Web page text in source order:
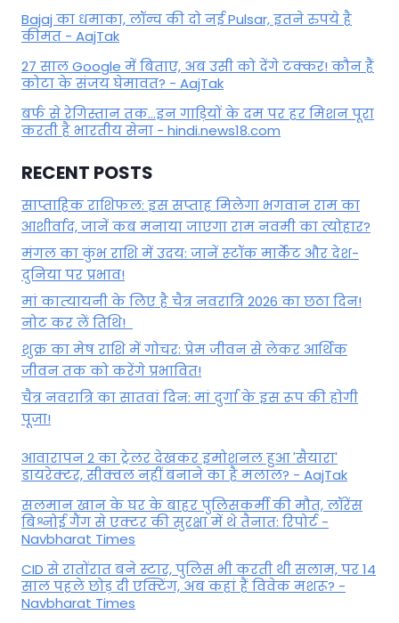
Bajaj का धमाका, लॉन्च की दो नई Pulsar, इतने रुपये है
कीमत - AajTak
27 साल Google में बिताए, अब उसी को देंगे टक्कर! कौन हैं
कोटा के संजय घेमावत? - AajTak
बर्फ से रेगिस्तान तक...इन गाड़ियों के दम पर हर मिशन पूरा
करती है भारतीय सेना - hindi.news18.com
RECENT POSTS
साप्ताहिक राशिफल: इस सप्ताह मिलेगा भगवान राम का
आशीर्वाद, जानें कब मनाया जाएगा राम नवमी का त्योहार?
मंगल का कुंभ राशि में उदय: जानें स्‍टॉक मार्केट और देश-
दुनिया पर प्रभाव!
मां कात्‍यायनी के लिए है चैत्र नवरात्रि 2026 का छठा दिन!
नोट कर लें तिथि!
शुक्र का मेष राशि में गोचर: प्रेम जीवन से लेकर आर्थिक
जीवन तक को करेंगे प्रभावित!
चैत्र नवरात्रि का सातवां दिन: मां दुर्गा के इस रूप की होगी
पूजा!
आवारापन 2 का ट्रेलर देखकर इमोशनल हुआ 'सैयारा'
डायरेक्टर, सीक्वल नहीं बनाने का है मलाल? - AajTak
सलमान खान के घर के बाहर पुलिसकर्मी की मौत, लॉरेंस
बिश्नोई गैंग से एक्टर की सुरक्षा में थे तैनात: रिपोर्ट -
Navbharat Times
CID से रातोंरात बने स्टार, पुलिस भी करती थी सलाम, पर 14
साल पहले छोड़ दी एक्टिंग, अब कहां हैं विवेक मशरू? -
Navbharat Times